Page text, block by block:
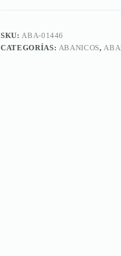
SKU:ABA-01446
CATEGORÍAS: ABANICOS,